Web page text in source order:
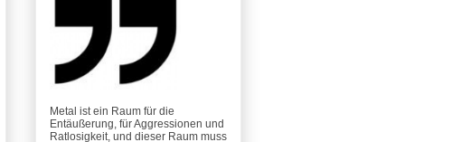
Metal ist ein Raum für die
Entäußerung, für Aggressionen und
Ratlosigkeit, und dieser Raum muss